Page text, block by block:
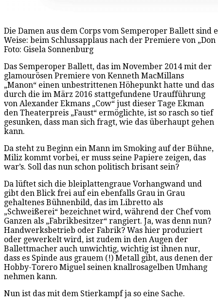
Die Damen aus dem Corps vom Semperoper Ballett sind
Weise: beim Schlussapplaus nach der Premiere von
Foto: Gisela Sonnenburg
Das Semperoper Ballett, das im November 2014 mit der
glamourösen Premiere von Kenneth MacMillans
„Manon“ einen unbestrittenen Höhepunkt hatte und das
durch die im März 2016 stattgefundene Uraufführung
von Alexander Ekmans „Cow“ just dieser Tage Ekman
den Theaterpreis „Faust“ ermöglichte, ist so rasch so tief
gesunken, dass man sich fragt, wie das überhaupt gehen
kann.
Da steht zu Beginn ein Mann im Smoking auf der Bühne,
Miliz kommt vorbei, er muss seine Papiere zeigen, das
war’s. Soll das nun schon politisch brisant sein?
Da lüftet sich die bleiplattengraue Vorhangwand und
gibt den Blick frei auf ein ebenfalls Grau in Grau
gehaltenes Bühnenbild, das im Libretto als
„Schweißerei“ bezeichnet wird, während der Chef vom
Ganzen als „Fabrikbesitzer“ rangiert. Ja, was denn nun?
Handwerksbetrieb oder Fabrik? Was hier produziert
oder gewerkelt wird, ist zudem in den Augen der
Ballettmacher auch unwichtig, wichtig ist ihnen nur,
dass es Spinde aus grauem (!) Metall gibt, aus denen der
Hobby-Torero Miguel seinen knallrosagelben Umhang
nehmen kann.
Nun ist das mit dem Stierkampf ja so eine Sache.